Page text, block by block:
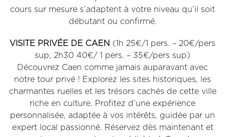
cours sur mesure s’adaptent à votre niveau qu’il soit
débutant ou confirmé.
VISITE PRIVÉE DE CAEN (1h 25€/1 pers. – 20€/pers
sup, 2h30 40€/ 1 pers. – 35€/pers sup)
Découvrez Caen comme jamais auparavant avec
notre tour privé ! Explorez les sites historiques, les
charmantes ruelles et les trésors cachés de cette ville
riche en culture. Profitez d’une expérience
personnalisée, adaptée à vos intérêts, guidée par un
expert local passionné. Réservez dès maintenant et